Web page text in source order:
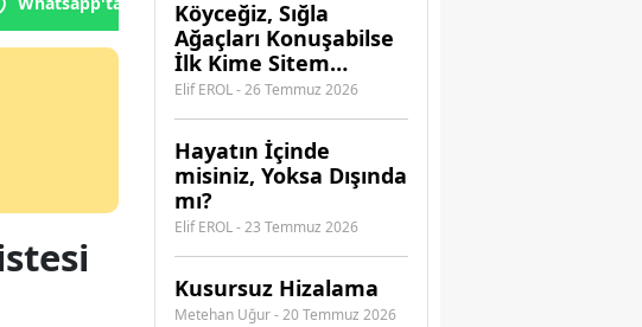
Köyceğiz, Sığla
Ağaçları Konuşabilse
İlk Kime Sitem
Ederdi?
Elif EROL - 26 Temmuz 2026
Hayatın İçinde
misiniz, Yoksa Dışında
mı?
Elif EROL - 23 Temmuz 2026
Kusursuz Hizalama
Metehan Uğur - 20 Temmuz 2026